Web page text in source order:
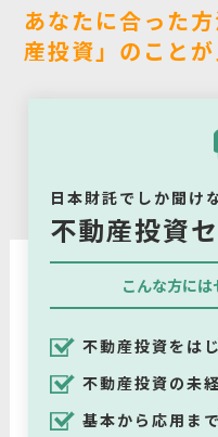
あなたに合った
産投資」のこと
日本財託でしか聞け
不動産投資
こんな方には
不動産投資をは
不動産投資の未
基本から応用ま